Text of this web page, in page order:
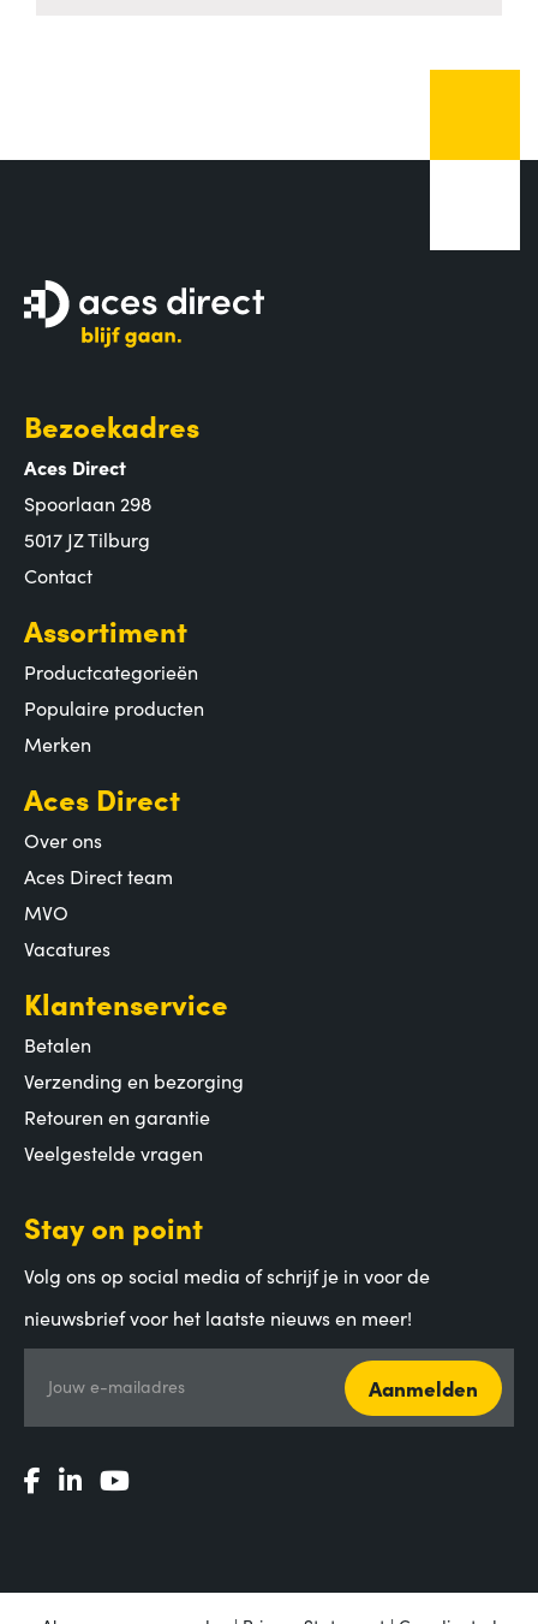
Bezoekadres
Aces Direct
Spoorlaan 298
5017 JZ Tilburg
Contact
Assortiment
Productcategorieën
Populaire producten
Merken
Aces Direct
Over ons
Aces Direct team
MVO
Vacatures
Klantenservice
Betalen
Verzending en bezorging
Retouren en garantie
Veelgestelde vragen
Stay on point
Volg ons op social media of schrijf je in voor de
nieuwsbrief voor het laatste nieuws en meer!
Jouw e-mailadres Aanmelden